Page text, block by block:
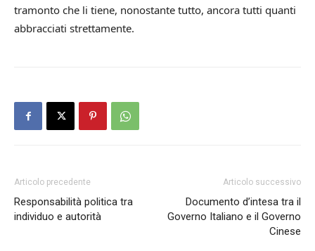
tramonto che li tiene, nonostante tutto, ancora tutti quanti
abbracciati strettamente.
Articolo precedente
Responsabilità politica tra
individuo e autorità
Articolo successivo
Documento d’intesa tra il
Governo Italiano e il Governo
Cinese